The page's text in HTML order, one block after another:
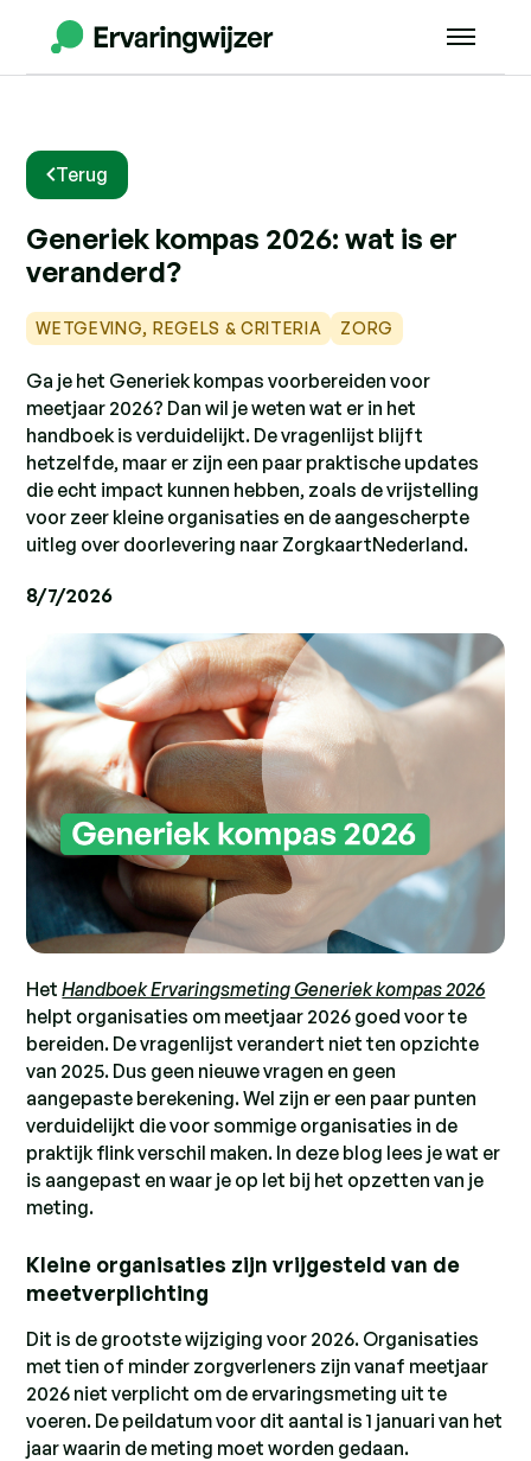
Terug
Generiek kompas 2026: wat is er
veranderd?
WETGEVING, REGELS & CRITERIA ZORG
Ga je het Generiek kompas voorbereiden voor
meetjaar 2026? Dan wil je weten wat er in het
handboek is verduidelijkt. De vragenlijst blijft
hetzelfde, maar er zijn een paar praktische updates
die echt impact kunnen hebben, zoals de vrijstelling
voor zeer kleine organisaties en de aangescherpte
uitleg over doorlevering naar ZorgkaartNederland.
8/7/2026
HetHandboek Ervaringsmeting Generiek kompas 2026
helpt organisaties om meetjaar 2026 goed voor te
bereiden. De vragenlijst verandert niet ten opzichte
van 2025. Dus geen nieuwe vragen en geen
aangepaste berekening. Wel zijn er een paar punten
verduidelijkt die voor sommige organisaties in de
praktijk flink verschil maken. In deze blog lees je wat er
is aangepast en waar je op let bij het opzetten van je
meting.
Kleine organisaties zijn vrijgesteld van de
meetverplichting
Dit is de grootste wijziging voor 2026. Organisaties
met tien of minder zorgverleners zijn vanaf meetjaar
2026 niet verplicht om de ervaringsmeting uit te
voeren. De peildatum voor dit aantal is 1 januari van het
jaar waarin de meting moet worden gedaan.